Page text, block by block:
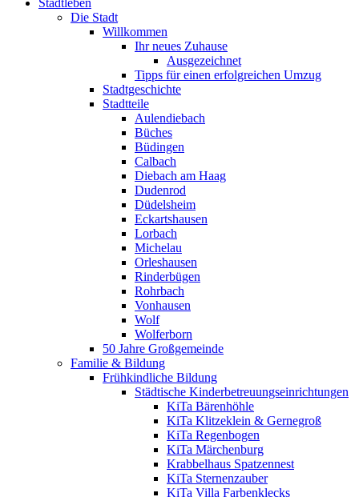
Stadtleben
Die Stadt
Willkommen
Ihr neues Zuhause
Ausgezeichnet
Tipps für einen erfolgreichen Umzug
Stadtgeschichte
Stadtteile
Aulendiebach
Büches
Büdingen
Calbach
Diebach am Haag
Dudenrod
Düdelsheim
Eckartshausen
Lorbach
Michelau
Orleshausen
Rinderbügen
Rohrbach
Vonhausen
Wolf
Wolferborn
50 Jahre Großgemeinde
Familie & Bildung
Frühkindliche Bildung
Städtische Kinderbetreuungseinrichtungen
KiTa Bärenhöhle
KiTa Klitzeklein & Gernegroß
KiTa Regenbogen
KiTa Märchenburg
Krabbelhaus Spatzennest
KiTa Sternenzauber
KiTa Villa Farbenklecks